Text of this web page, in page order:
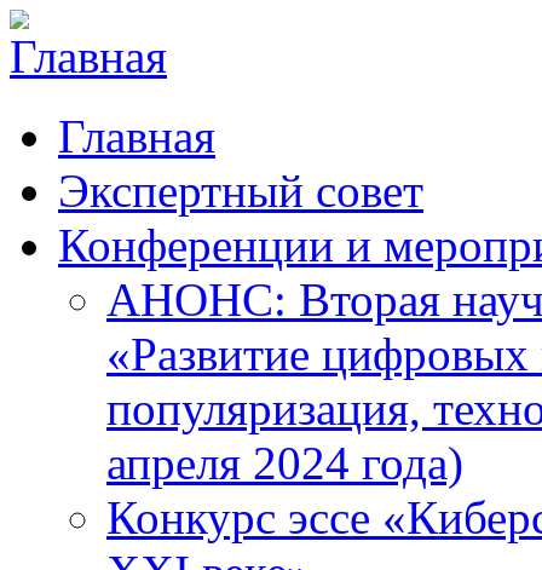
Главная
Экспертный совет
Конференции и
АНОНС: Вторая
«Развитие цифровых
популяризация,
апреля 2024 года)
Конкурс эссе